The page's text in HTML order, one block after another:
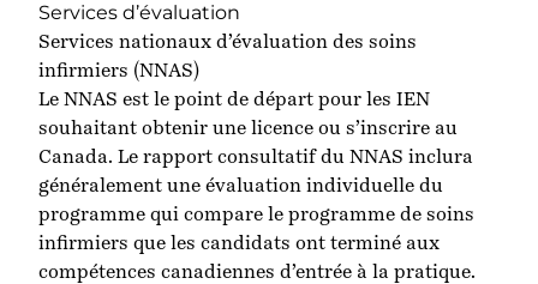
Services d’évaluation
Services nationaux d’évaluation des soins
infirmiers (NNAS)
Le NNAS est le point de départ pour les IEN
souhaitant obtenir une licence ou s’inscrire au
Canada. Le rapport consultatif du NNAS inclura
généralement une évaluation individuelle du
programme qui compare le programme de soins
infirmiers que les candidats ont terminé aux
compétences canadiennes d’entrée à la pratique.